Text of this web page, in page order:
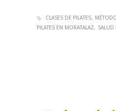
CLASES DE PILATES
PILATES EN MORATALAZ
SALUD